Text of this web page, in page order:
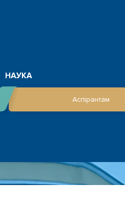
НАУКА
Аспірантам